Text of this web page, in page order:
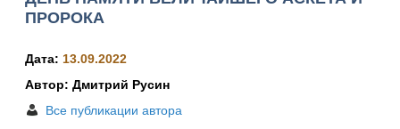
ПРОРОКА
Дата: 13.09.2022
Автор: Дмитрий Русин
Все публикации автора